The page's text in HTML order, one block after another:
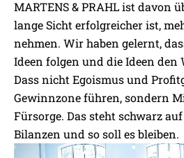
MARTENS & PRAHL ist davon
lange Sicht erfolgreicher ist,
nehmen. Wir haben gelernt,
Ideen folgen und die Ideen den
Dass nicht Egoismus und
Gewinnzone führen, sondern
Fürsorge. Das steht schwarz
Bilanzen und so soll es bleiben.